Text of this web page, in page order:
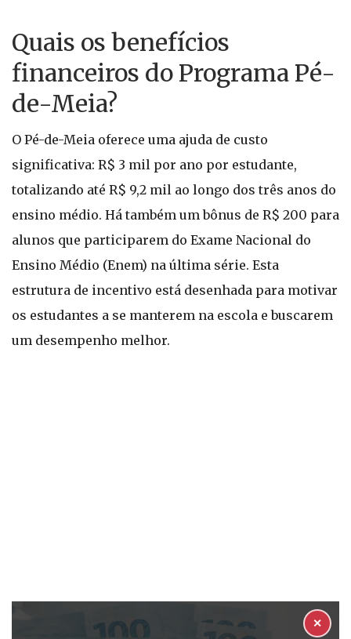
Quais os benefícios
financeiros do Programa Pé-
de-Meia?
O Pé-de-Meia oferece uma ajuda de custo
significativa: R$ 3 mil por ano por estudante,
totalizando até R$ 9,2 mil ao longo dos três anos do
ensino médio. Há também um bônus de R$ 200 para
alunos que participarem do Exame Nacional do
Ensino Médio (Enem) na última série. Esta
estrutura de incentivo está desenhada para motivar
os estudantes a se manterem na escola e buscarem
um desempenho melhor.
✕